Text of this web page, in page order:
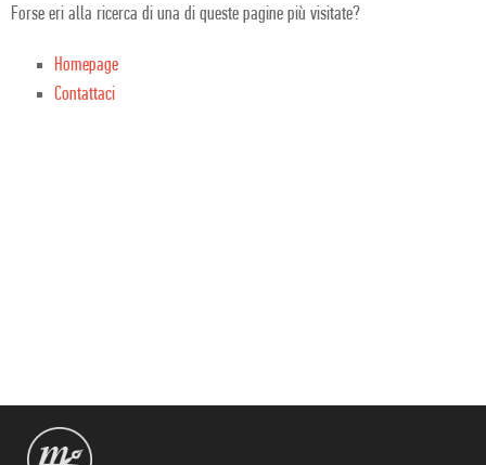
Forse eri alla ricerca di una di queste pagine più visitate?
Homepage
Contattaci